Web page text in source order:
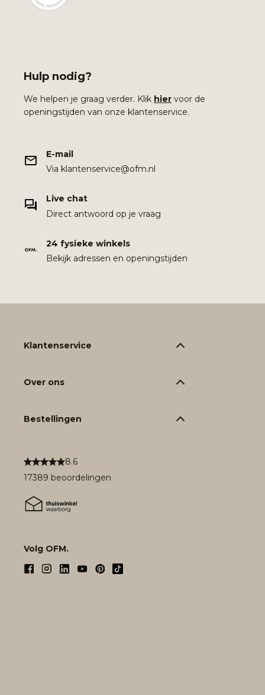
Hulp nodig?
We helpen je graag verder. Klik hier voor de
openingstijden van onze klantenservice.
E-mail
Via klantenservice@ofm.nl
Live chat
Direct antwoord op je vraag
24 fysieke winkels
Bekijk adressen en openingstijden
8.6
17389 beoordelingen
Volg OFM.
Klantenservice
Over ons
Bestellingen